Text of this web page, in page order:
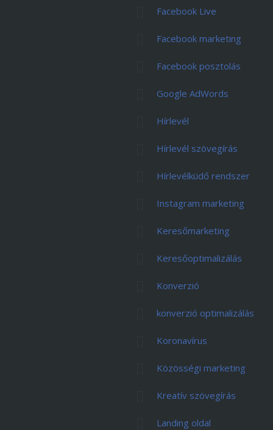
Facebook Live
Facebook marketing
Facebook posztolás
Google AdWords
Hírlevél
Hírlevél szövegírás
Hírlevélküdő rendszer
Instagram marketing
Keresőmarketing
Keresőoptimalizálás
Konverzió
konverzió optimalizálás
Koronavírus
Közösségi marketing
Kreatív szövegírás
Landing oldal